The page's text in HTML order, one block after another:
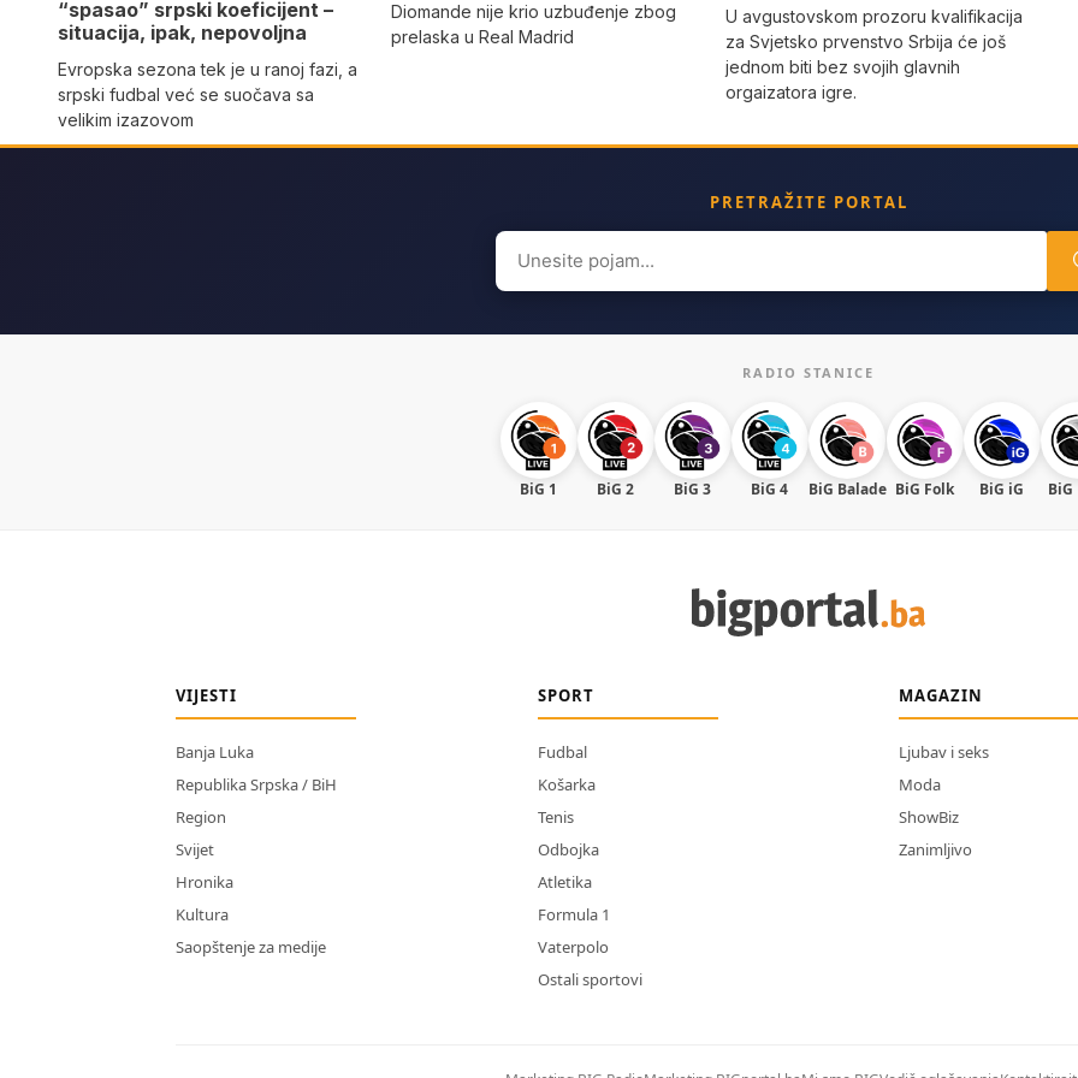
“spasao” srpski koeficijent –
situacija, ipak, nepovoljna
Evropska sezona tek je u ranoj fazi, a
srpski fudbal već se suočava sa
velikim izazovom
Diomande nije krio uzbuđenje zbog
prelaska u Real Madrid
U avgustovskom prozoru kvalifikacija
za Svjetsko prvenstvo Srbija će još
jednom biti bez svojih glavnih
orgaizatora igre.
PRETRAŽITE PORTAL
Search
for:
RADIO STANICE
BiG 1 BiG 2 BiG 3 BiG 4 BiG Balade BiG Folk BiG iG BiG
VIJESTI
Banja Luka
Republika Srpska / BiH
Region
Svijet
Hronika
Kultura
Saopštenje za medije
SPORT
Fudbal
Košarka
Tenis
Odbojka
Atletika
Formula 1
Vaterpolo
Ostali sportovi
MAGAZIN
Ljubav i seks
Moda
ShowBiz
Zanimljivo